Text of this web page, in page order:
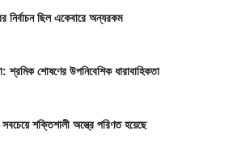
নির্বাচন ছিল একেবারে অন্যরকম
শ্রমিক শোষণের উপনিবেশিক ধারাবাহিকতা
শক্তিশালী অস্ত্রে পরিণত হয়েছে